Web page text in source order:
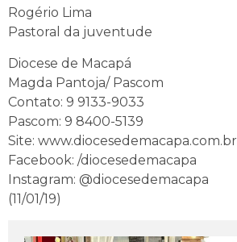
Rogério Lima
Pastoral da juventude
Diocese de Macapá
Magda Pantoja/ Pascom
Contato: 9 9133-9033
Pascom: 9 8400-5139
Site: www.diocesedemacapa.com.br
Facebook: /diocesedemacapa
Instagram: @diocesedemacapa
(11/01/19)